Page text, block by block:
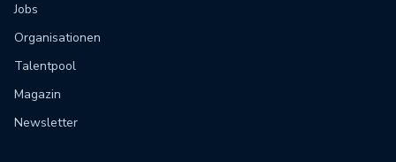
Jobs
Organisationen
Talentpool
Magazin
Newsletter